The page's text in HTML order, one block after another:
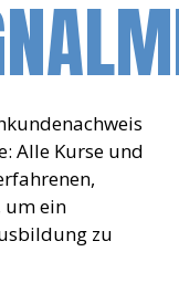
Alle Kurse und
um ein
zu